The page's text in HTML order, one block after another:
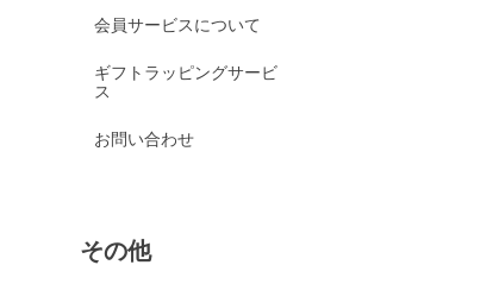
会員サービスについて
ギフトラッピングサービ
ス
お問い合わせ
その他